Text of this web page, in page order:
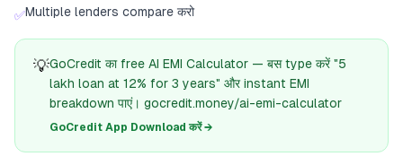
✅Multiple lenders compare करो
💡GoCredit का free AI EMI Calculator — बस type करें "5
lakh loan at 12% for 3 years" और instant EMI
breakdown पाएं। gocredit.money/ai-emi-calculator
GoCredit App Download करें →